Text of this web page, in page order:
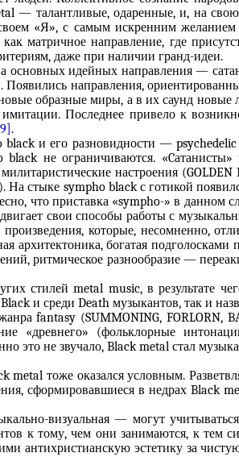
— талантливые, одаренные, и, на
«Я», с самым искренним
матричное направление, где
даже при наличии гранд-идеи.
основных идейных направления —
Появились направления,
образные миры, а в их саунд
Последнее привело к
.
и его разновидности —
не ограничиваются.
милитаристические настроения
На стыке sympho black с готикой
что приставка «sympho-» в данном
свои способы работы с
которые, несомненно,
архитектоника, богатая
ритмическое разнообразие —
стилей metal music, в результате
и среди Death музыкантов, так и
fantasy (SUMMONING,
«древнего» (фольклорные
это не звучало, Black metal стал
тоже оказался условным.
сформировавшиеся в недрах Black
визуальная — могут
к тому, чем они занимаются, к тем
антихристианскую эстетику за